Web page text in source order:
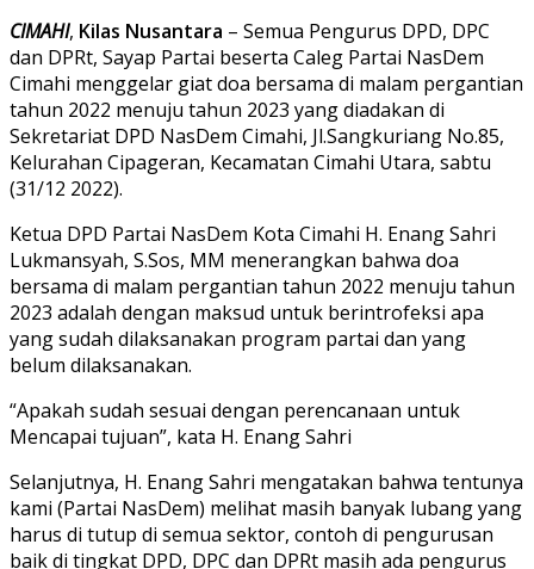
CIMAHI, Kilas Nusantara – Semua Pengurus DPD, DPC
dan DPRt, Sayap Partai beserta Caleg Partai NasDem
Cimahi menggelar giat doa bersama di malam pergantian
tahun 2022 menuju tahun 2023 yang diadakan di
Sekretariat DPD NasDem Cimahi, Jl.Sangkuriang No.85,
Kelurahan Cipageran, Kecamatan Cimahi Utara, sabtu
(31/12 2022).
Ketua DPD Partai NasDem Kota Cimahi H. Enang Sahri
Lukmansyah, S.Sos, MM menerangkan bahwa doa
bersama di malam pergantian tahun 2022 menuju tahun
2023 adalah dengan maksud untuk berintrofeksi apa
yang sudah dilaksanakan program partai dan yang
belum dilaksanakan.
“Apakah sudah sesuai dengan perencanaan untuk
Mencapai tujuan”, kata H. Enang Sahri
Selanjutnya, H. Enang Sahri mengatakan bahwa tentunya
kami (Partai NasDem) melihat masih banyak lubang yang
harus di tutup di semua sektor, contoh di pengurusan
baik di tingkat DPD, DPC dan DPRt masih ada pengurus